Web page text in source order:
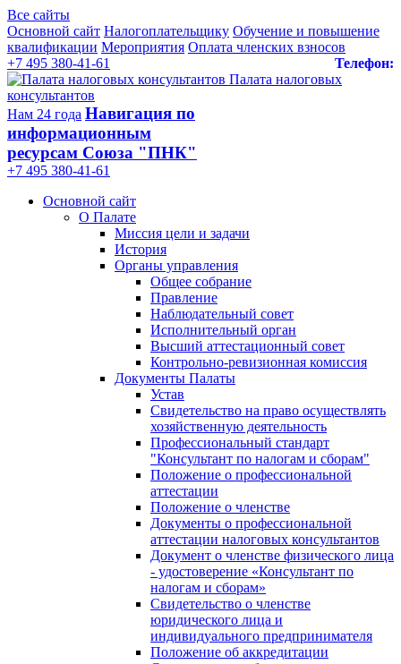
Все сайты
Основной сайт Налогоплательщику Обучение и повышение
квалификации Мероприятия Оплата членских взносов
Телефон:
+7 495 380-41-61
Палата налоговых
консультантов
Нам 24 года Навигация по
информационным
ресурсам Союза "ПНК"
+7 495 380‑41‑61
Основной сайт
О Палате
Миссия цели и задачи
История
Органы управления
Общее собрание
Правление
Наблюдательный совет
Исполнительный орган
Высший аттестационный совет
Контрольно-ревизионная комиссия
Документы Палаты
Устав
Свидетельство на право осуществлять
хозяйственную деятельность
Профессиональный стандарт
"Консультант по налогам и сборам"
Положение о профессиональной
аттестации
Положение о членстве
Документы о профессиональной
аттестации налоговых консультантов
Документ о членстве физического лица
- удостоверение «Консультант по
налогам и сборам»
Свидетельство о членстве
юридического лица и
индивидуального предпринимателя
Положение об аккредитации